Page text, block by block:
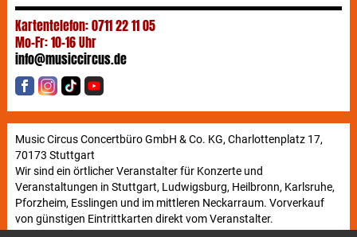
Kartentelefon: 0711 22 11 05
Mo-Fr: 10-16 Uhr
info@musiccircus.de
Music Circus Concertbüro GmbH & Co. KG, Charlottenplatz 17,
70173 Stuttgart
Wir sind ein örtlicher Veranstalter für Konzerte und
Veranstaltungen in Stuttgart, Ludwigsburg, Heilbronn, Karlsruhe,
Pforzheim, Esslingen und im mittleren Neckarraum. Vorverkauf
von günstigen Eintrittkarten direkt vom Veranstalter.